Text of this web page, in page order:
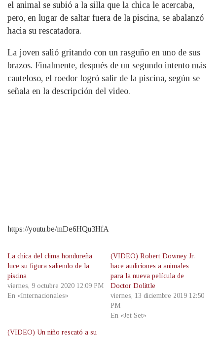
el animal se subió a la silla que la chica le acercaba,
pero, en lugar de saltar fuera de la piscina, se abalanzó
hacia su rescatadora.
La joven salió gritando con un rasguño en uno de sus
brazos. Finalmente, después de un segundo intento más
cauteloso, el roedor logró salir de la piscina, según se
señala en la descripción del video.
https://youtu.be/mDe6HQu3HfA
La chica del clima hondureña
luce su figura saliendo de la
piscina
viernes, 9 octubre 2020 12:09 PM
En «Internacionales»
(VIDEO) Robert Downey Jr.
hace audiciones a animales
para la nueva película de
Doctor Dolittle
viernes, 13 diciembre 2019 12:50
PM
En «Jet Set»
(VIDEO) Un niño rescató a su